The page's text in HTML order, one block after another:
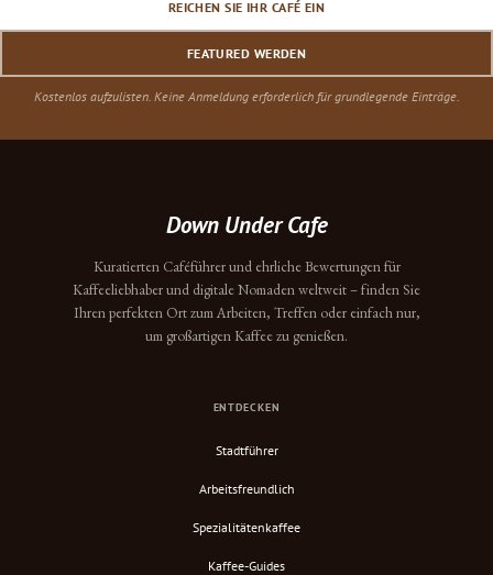
REICHEN SIE IHR CAFÉ EIN
FEATURED WERDEN
Kostenlos aufzulisten. Keine Anmeldung erforderlich für grundlegende Einträge.
Down Under Cafe
Kuratierten Caféführer und ehrliche Bewertungen für
Kaffeeliebhaber und digitale Nomaden weltweit – finden Sie
Ihren perfekten Ort zum Arbeiten, Treffen oder einfach nur,
um großartigen Kaffee zu genießen.
ENTDECKEN
Stadtführer
Arbeitsfreundlich
Spezialitätenkaffee
Kaffee-Guides